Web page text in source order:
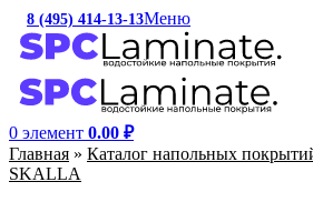
8 (495) 414-13-13Меню
0 элемент 0.00 ₽
Главная » Каталог напольных
SKALLA